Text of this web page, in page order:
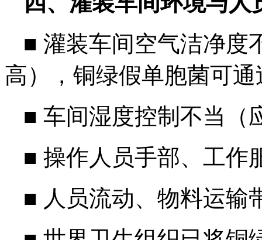
■ 灌装车间空气洁净度
高），铜绿假单胞菌可
■ 车间湿度控制不当（
■ 操作人员手部、工作
■ 人员流动、物料运输